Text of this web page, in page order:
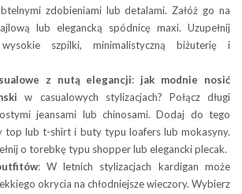
zdobieniami lub detalami. Załóż go na
lub elegancką spódnicę maxi. Uzupełnij
szpilki, minimalistyczną biżuterię i
z nutą elegancji: jak modnie nosić
w casualowych stylizacjach? Połącz długi
jeansami lub chinosami. Dodaj do tego
top lub t-shirt i buty typu loafers lub mokasyny.
o torebkę typu shopper lub elegancki plecak.
: W letnich stylizacjach kardigan może
okrycia na chłodniejsze wieczory. Wybierz